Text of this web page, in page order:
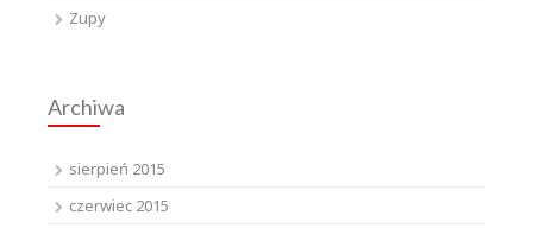
Zupy
Archiwa
sierpień 2015
czerwiec 2015